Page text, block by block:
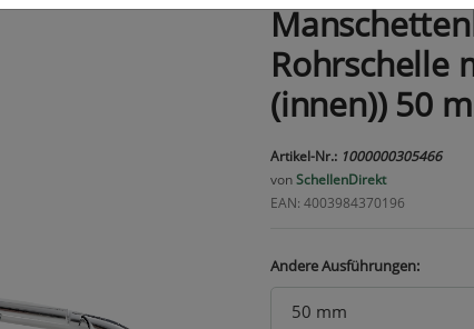
Rohrschelle
(innen)) 50
Artikel-Nr.: 1000000305466
vonSchellenDirekt
EAN: 4003984370196
Andere Ausführungen: